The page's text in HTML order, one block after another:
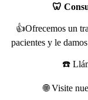
🦷
👍Ofrecemos un
pacientes y le
☎️
🌐 Visite